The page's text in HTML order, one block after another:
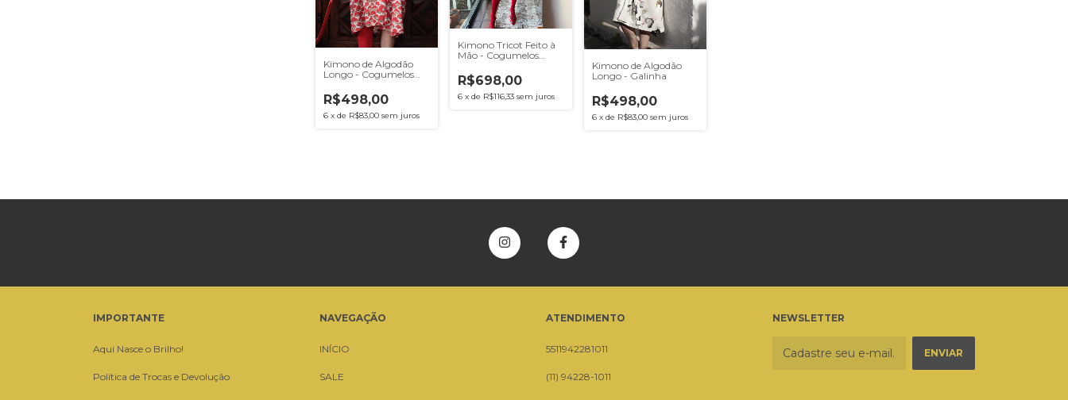
Kimono de Algodão
Longo - Cogumelos
R$498,00
6 x de R$83,00 sem juros
Kimono Tricot Feito à
Mão - Cogumelos
R$698,00
6 x de R$116,33 sem juros
Kimono de Algodão
Longo - Galinha
R$498,00
6 x de R$83,00 sem juros
IMPORTANTE
Aqui Nasce o Brilho!
Política de Trocas e Devolução
NAVEGAÇÃO
INÍCIO
SALE
ATENDIMENTO
5511942281011
(11) 94228-1011
NEWSLETTER